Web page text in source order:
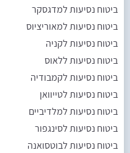
ביטוח נסיעות למדגסקר
ביטוח נסיעות למאוריציוס
ביטוח נסיעות לקניה
ביטוח נסיעות ללאוס
ביטוח נסיעות לקמבודיה
ביטוח נסיעות לטייוואן
ביטוח נסיעות למלדיביים
ביטוח נסיעות לסינגפור
ביטוח נסיעות לבוטסואנה